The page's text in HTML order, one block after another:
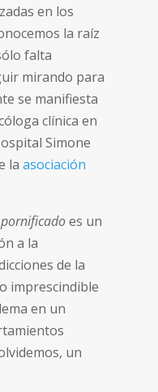
en los
la raíz
falta
mirando para
se manifiesta
clínica en
Simone
laasociación
es un
a la
de la
imprescindible
en un
un